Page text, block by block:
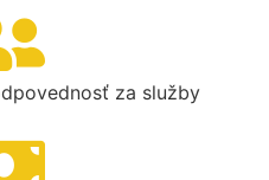
za služby